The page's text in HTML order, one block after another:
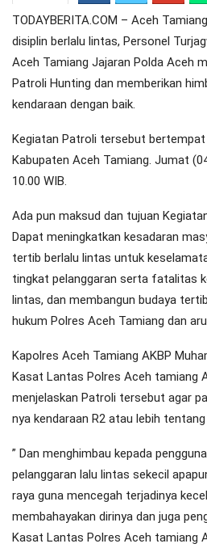
TODAYBERITA.COM – Aceh
disiplin berlalu lintas, Personel
Aceh Tamiang Jajaran Polda Aceh
Patroli Hunting dan memberikan
kendaraan dengan baik.
Kegiatan Patroli tersebut bertempat
Kabupaten Aceh Tamiang. Jumat
10.00 WIB.
Ada pun maksud dan tujuan
Dapat meningkatkan kesadaran
tertib berlalu lintas untuk
tingkat pelanggaran serta fatalitas
lintas, dan membangun budaya
hukum Polres Aceh Tamiang dan
Kapolres Aceh Tamiang AKBP
Kasat Lantas Polres Aceh tamiang
menjelaskan Patroli tersebut agar
nya kendaraan R2 atau lebih
” Dan menghimbau kepada
pelanggaran lalu lintas sekecil
raya guna mencegah terjadinya
membahayakan dirinya dan juga
Kasat Lantas Polres Aceh tamiang